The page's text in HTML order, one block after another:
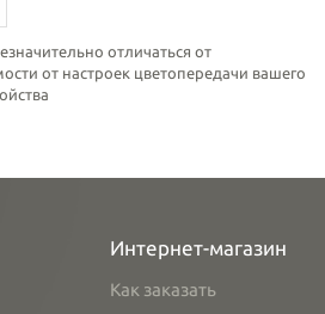
отличаться от
от настроек цветопередачи вашего
Интернет-магазин
Как заказать